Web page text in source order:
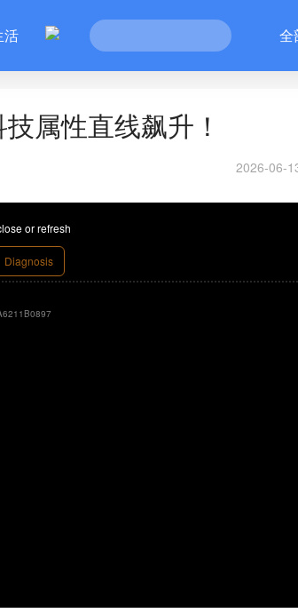
活 全
属性直线飙升！
2026-06-
or refresh
Diagnosis